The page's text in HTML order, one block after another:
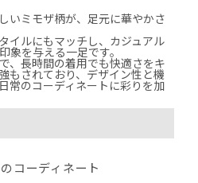
いミモザ柄が、足元に華やかさ
イルにもマッチし、カジュアル
象を与える一足です。
、長時間の着用でも快適さをキ
もされており、デザイン性と機
常のコーディネートに彩りを加
コーディネート